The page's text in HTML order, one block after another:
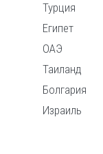
Турция
Египет
ОАЭ
Таиланд
Болгария
Израиль